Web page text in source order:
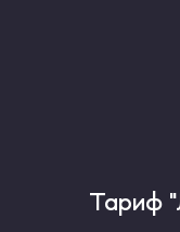
Тариф
Тариф
Тариф